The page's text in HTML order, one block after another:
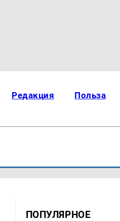
Редакция Польза
ПОПУЛЯРНОЕ